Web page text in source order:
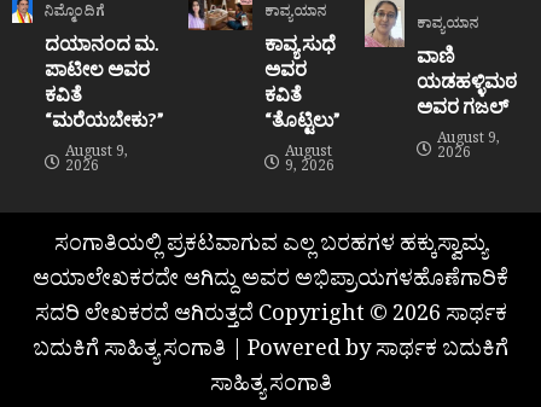
ನಿಮ್ಮೊಂದಿಗೆ
ದಯಾನಂದ ಮ.
ಪಾಟೀಲ ಅವರ
ಕವಿತೆ
“ಮರೆಯಬೇಕು?”
August 9,
2026
ಕಾವ್ಯಯಾನ
ಕಾವ್ಯ ಸುಧೆ
ಅವರ
ಕವಿತೆ
“ತೊಟ್ಟಿಲು”
August
9, 2026
ಕಾವ್ಯಯಾನ
ವಾಣಿ
ಯಡಹಳ್ಳಿಮಠ
ಅವರ ಗಜಲ್
August 9,
2026
ಸಂಗಾತಿಯಲ್ಲಿ ಪ್ರಕಟವಾಗುವ ಎಲ್ಲ ಬರಹಗಳ ಹಕ್ಕುಸ್ವಾಮ್ಯ
ಆಯಾಲೇಖಕರದೇ ಆಗಿದ್ದು ಅವರ ಅಭಿಪ್ರಾಯಗಳಹೊಣೆಗಾರಿಕೆ
ಸದರಿ ಲೇಖಕರದೆ ಆಗಿರುತ್ತದೆ Copyright © 2026 ಸಾರ್ಥಕ
ಬದುಕಿಗೆ ಸಾಹಿತ್ಯ ಸಂಗಾತಿ | Powered by ಸಾರ್ಥಕ ಬದುಕಿಗೆ
ಸಾಹಿತ್ಯ ಸಂಗಾತಿ